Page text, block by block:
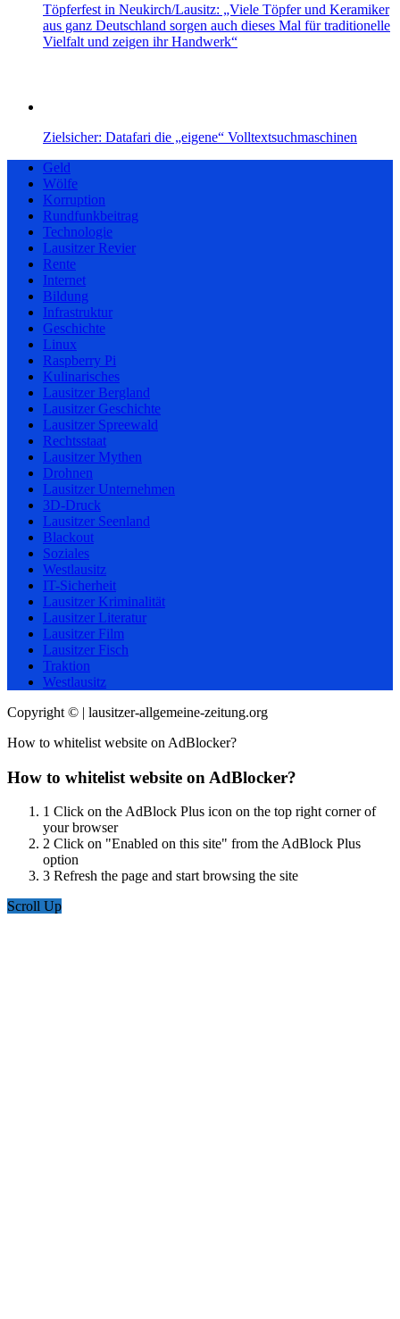
Töpferfest in Neukirch/Lausitz: „Viele Töpfer und Keramiker
aus ganz Deutschland sorgen auch dieses Mal für traditionelle
Vielfalt und zeigen ihr Handwerk“
Zielsicher: Datafari die „eigene“ Volltextsuchmaschinen
Geld
Wölfe
Korruption
Rundfunkbeitrag
Technologie
Lausitzer Revier
Rente
Internet
Bildung
Infrastruktur
Geschichte
Linux
Raspberry Pi
Kulinarisches
Lausitzer Bergland
Lausitzer Geschichte
Lausitzer Spreewald
Rechtsstaat
Lausitzer Mythen
Drohnen
Lausitzer Unternehmen
3D-Druck
Lausitzer Seenland
Blackout
Soziales
Westlausitz
IT-Sicherheit
Lausitzer Kriminalität
Lausitzer Literatur
Lausitzer Film
Lausitzer Fisch
Traktion
Westlausitz
Copyright © | lausitzer-allgemeine-zeitung.org
How to whitelist website on AdBlocker?
How to whitelist website on AdBlocker?
1 Click on the AdBlock Plus icon on the top right corner of
your browser
2 Click on "Enabled on this site" from the AdBlock Plus
option
3 Refresh the page and start browsing the site
Scroll Up